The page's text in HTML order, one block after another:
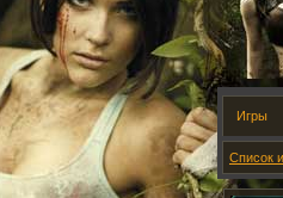
Игры
Список